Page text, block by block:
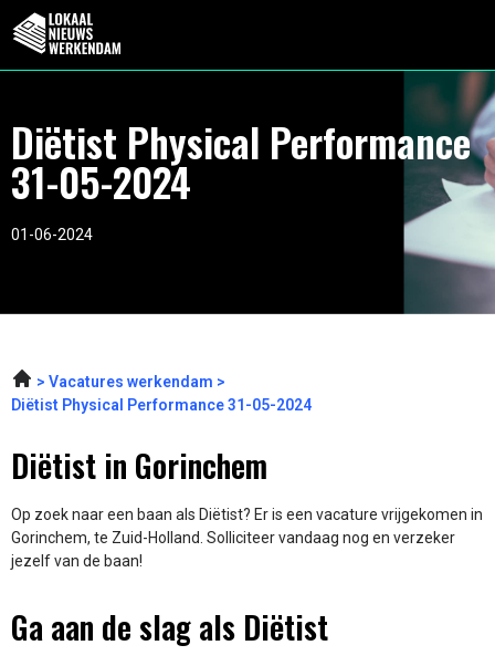
Diëtist Physical Performance
31-05-2024
01-06-2024
Vacatures werkendam
Diëtist Physical Performance 31-05-2024
Diëtist in Gorinchem
Op zoek naar een baan als Diëtist? Er is een vacature vrijgekomen in
Gorinchem, te Zuid-Holland. Solliciteer vandaag nog en verzeker
jezelf van de baan!
Ga aan de slag als Diëtist